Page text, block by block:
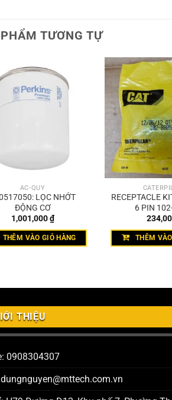
TƯƠNG TỰ
ẮC-QUY
LỌC NHỚT
ĐỘNG CƠ
1,001,000₫
THÊM VÀO GIỎ HÀNG
RECEPTACLE
6 PIN
THÊM
THIỆU
0908304307